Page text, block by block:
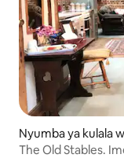
Nyumba ya kulala
The Old Stables.